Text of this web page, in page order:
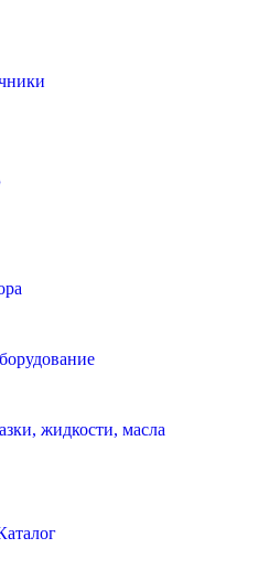
жидкости, масла